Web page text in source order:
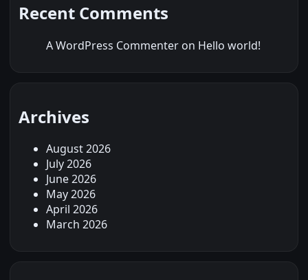
Recent Comments
A WordPress Commenter on Hello world!
Archives
August 2026
July 2026
June 2026
May 2026
April 2026
March 2026